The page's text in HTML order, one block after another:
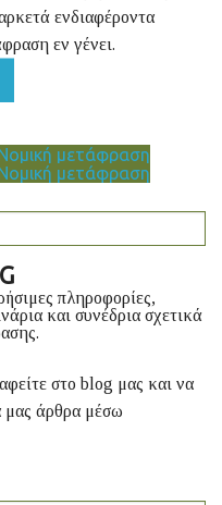
ενδιαφέροντα
εν γένει.
μετάφραση
μετάφραση
πληροφορίες,
και συνέδρια σχετικά
στο blog μας και να
μας άρθρα μέσω